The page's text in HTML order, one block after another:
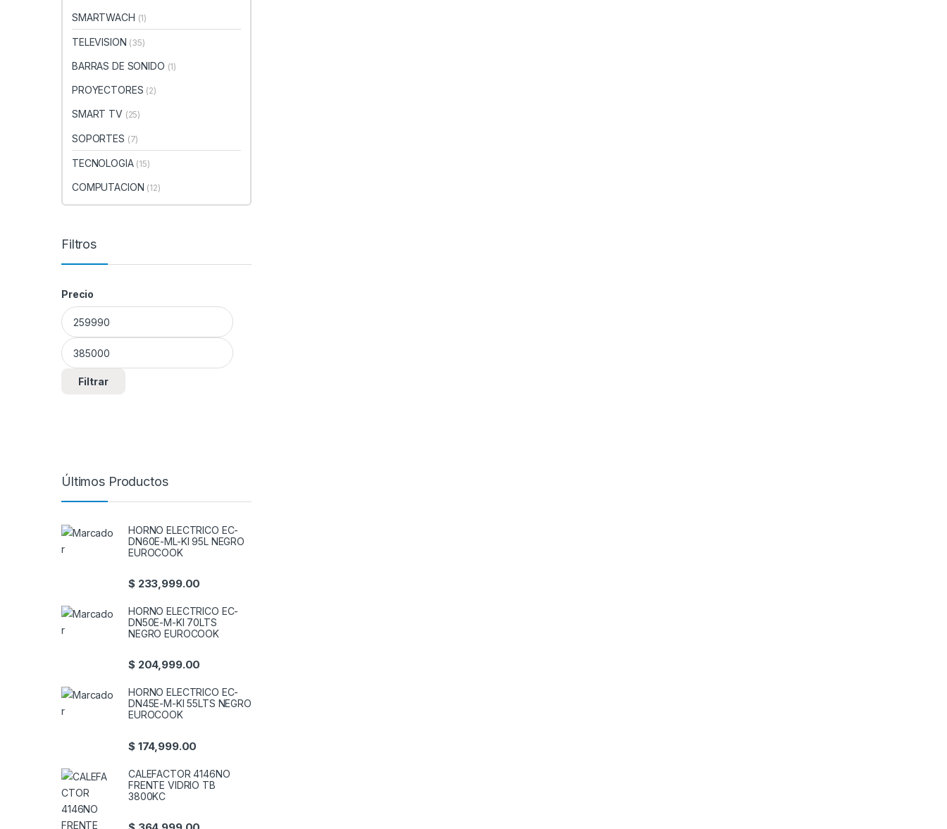
SMARTWACH (1)
TELEVISION (35)
BARRAS DE SONIDO (1)
PROYECTORES (2)
SMART TV (25)
SOPORTES (7)
TECNOLOGIA (15)
COMPUTACION (12)
Filtros
Precio
Precio mínimo
Precio máximo
Filtrar
Últimos Productos
HORNO ELECTRICO EC-
DN60E-ML-KI 95L NEGRO
EUROCOOK
$233,999.00
HORNO ELECTRICO EC-
DN50E-M-KI 70LTS
NEGRO EUROCOOK
$204,999.00
HORNO ELECTRICO EC-
DN45E-M-KI 55LTS NEGRO
EUROCOOK
$174,999.00
CALEFACTOR 4146NO
FRENTE VIDRIO TB
3800KC